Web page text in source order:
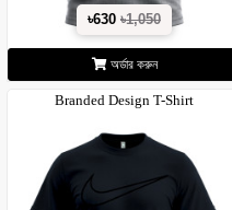
৳630 ৳1,050
অর্ডার করুন
Branded Design T-Shirt